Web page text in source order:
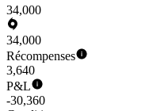
34,000
34,000
Récompenses
3,640
P&L
-30,360